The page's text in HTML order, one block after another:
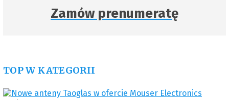
Zamów prenumeratę
TOP W KATEGORII